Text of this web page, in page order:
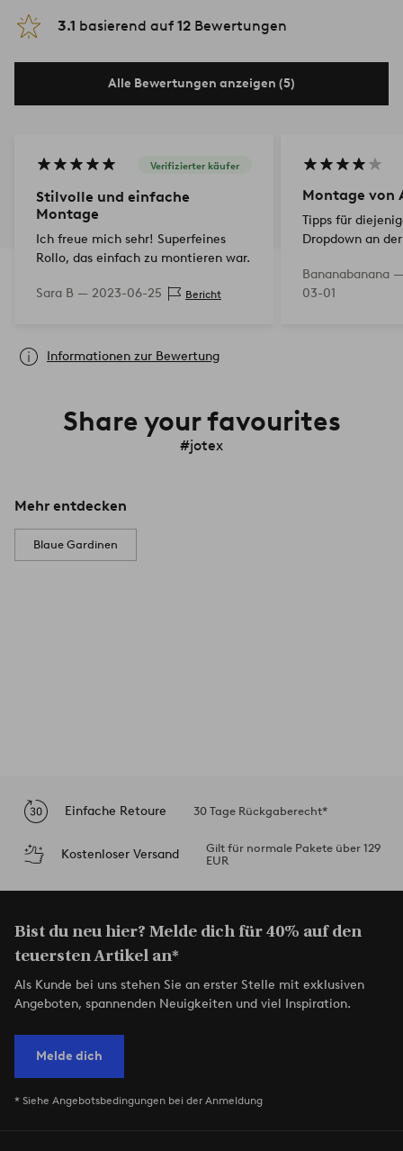
3.1 basierend auf 12 Bewertungen
Alle Bewertungen anzeigen (5)
Verifizierter käufer
Stilvolle und einfache
Montage
Ich freue mich sehr! Superfeines
Rollo, das einfach zu montieren war.
Sara B — 2023-06-25 Bericht
Montage von
Tipps für
Dropdown an
Sie darauf, die
Fenster zu
Bananabanana
03-01
Informationen zur Bewertung
Share your favourites
#jotex
Mehr entdecken
Blaue Gardinen
Einfache Retoure 30 Tage Rückgaberecht*
Kostenloser Versand
Gilt für normale Pakete über 129
EUR
Bist du neu hier? Melde dich für 40% auf den
teuersten Artikel an*
Als Kunde bei uns stehen Sie an erster Stelle mit exklusiven
Angeboten, spannenden Neuigkeiten und viel Inspiration.
Melde dich
* Siehe Angebotsbedingungen bei der Anmeldung